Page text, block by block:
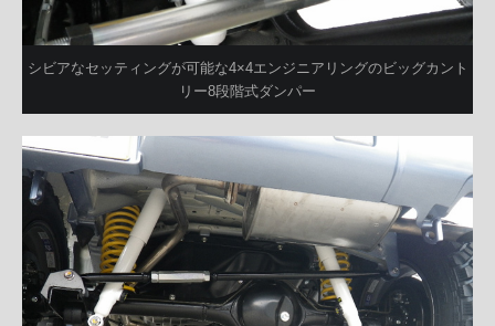
シビアなセッティングが可能な4×4エンジニアリングのビッグカント
リー8段階式ダンパー